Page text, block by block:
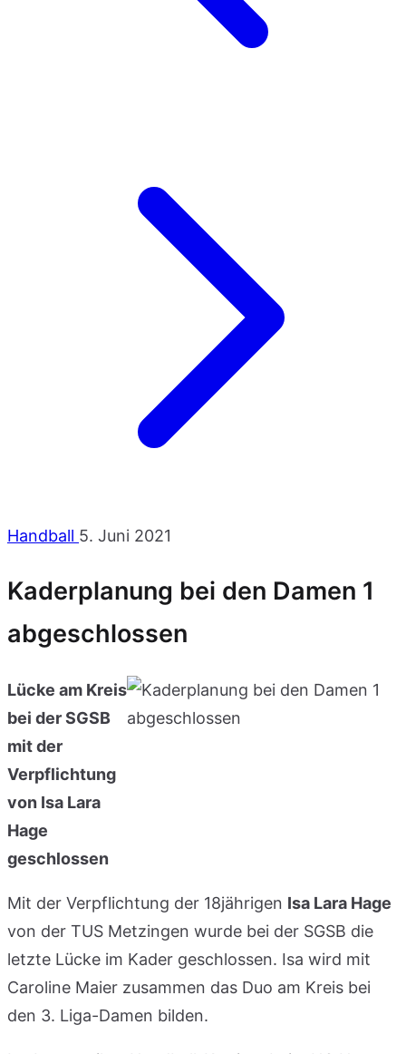
Handball 5. Juni 2021
Kaderplanung bei den Damen 1
abgeschlossen
Lücke am Kreis
bei der SGSB
mit der
Verpflichtung
von Isa Lara
Hage
geschlossen
Mit der Verpflichtung der 18jährigen Isa Lara Hage
von der TUS Metzingen wurde bei der SGSB die
letzte Lücke im Kader geschlossen. Isa wird mit
Caroline Maier zusammen das Duo am Kreis bei
den 3. Liga-Damen bilden.